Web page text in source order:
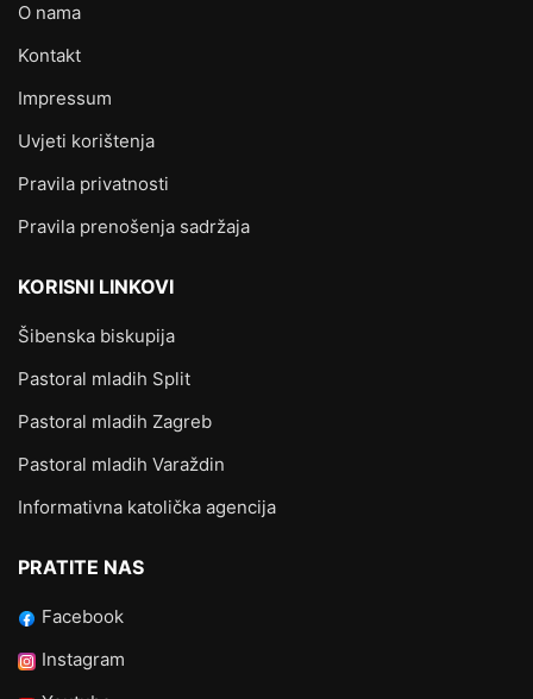
O nama
Kontakt
Impressum
Uvjeti korištenja
Pravila privatnosti
Pravila prenošenja sadržaja
KORISNI LINKOVI
Šibenska biskupija
Pastoral mladih Split
Pastoral mladih Zagreb
Pastoral mladih Varaždin
Informativna katolička agencija
PRATITE NAS
Facebook
Instagram